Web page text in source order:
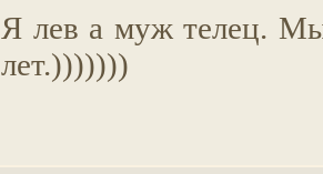
Я лев а муж телец.
лет.)))))))